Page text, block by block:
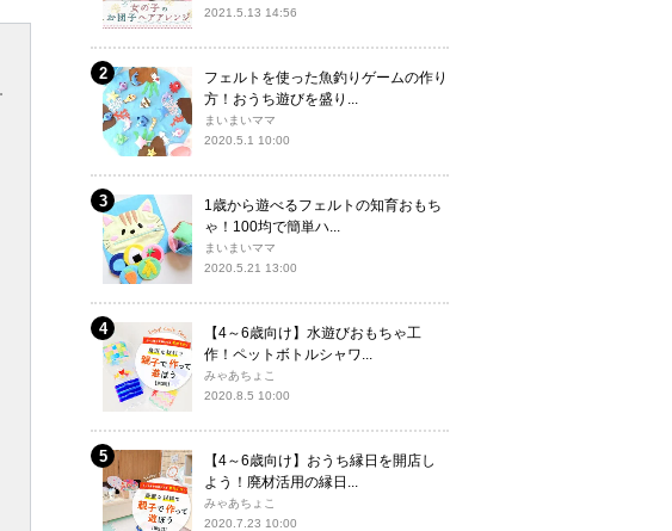
2021.5.13 14:56
フェルトを使った魚釣りゲームの作り
方！おうち遊びを盛り...
まいまいママ
2020.5.1 10:00
1歳から遊べるフェルトの知育おもち
ゃ！100均で簡単ハ...
まいまいママ
2020.5.21 13:00
【4～6歳向け】水遊びおもちゃ工
作！ペットボトルシャワ...
みゃあちょこ
2020.8.5 10:00
【4～6歳向け】おうち縁日を開店し
よう！廃材活用の縁日...
みゃあちょこ
2020.7.23 10:00